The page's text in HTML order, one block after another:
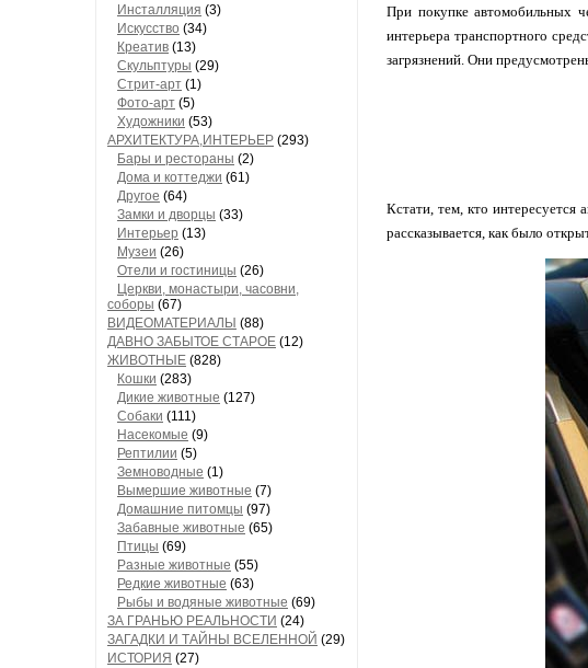
Инсталляция (3)
Искусство (34)
Креатив (13)
Скульптуры (29)
Стрит-арт (1)
Фото-арт (5)
Художники (53)
АРХИТЕКТУРА,ИНТЕРЬЕР (293)
Бары и рестораны (2)
Дома и коттеджи (61)
Другое (64)
Замки и дворцы (33)
Интерьер (13)
Музеи (26)
Отели и гостиницы (26)
Церкви, монастыри, часовни,
соборы (67)
ВИДЕОМАТЕРИАЛЫ (88)
ДАВНО ЗАБЫТОЕ СТАРОЕ (12)
ЖИВОТНЫЕ (828)
Кошки (283)
Дикие животные (127)
Собаки (111)
Насекомые (9)
Рептилии (5)
Земноводные (1)
Вымершие животные (7)
Домашние питомцы (97)
Забавные животные (65)
Птицы (69)
Разные животные (55)
Редкие животные (63)
Рыбы и водяные животные (69)
ЗА ГРАНЬЮ РЕАЛЬНОСТИ (24)
ЗАГАДКИ И ТАЙНЫ ВСЕЛЕННОЙ (29)
ИСТОРИЯ (27)
При покупке автомобильных
интерьера транспортного
загрязнений. Они
Кстати, тем, кто интересуется
рассказывается, как было